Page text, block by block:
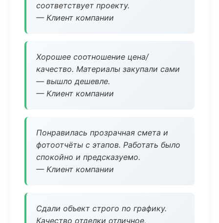
соответствует проекту.
— Клиент компании
Хорошее соотношение цена/
качество. Материалы закупали сами
— вышло дешевле.
— Клиент компании
Понравилась прозрачная смета и
фотоотчёты с этапов. Работать было
спокойно и предсказуемо.
— Клиент компании
Сдали объект строго по графику.
Качество отделки отличное,